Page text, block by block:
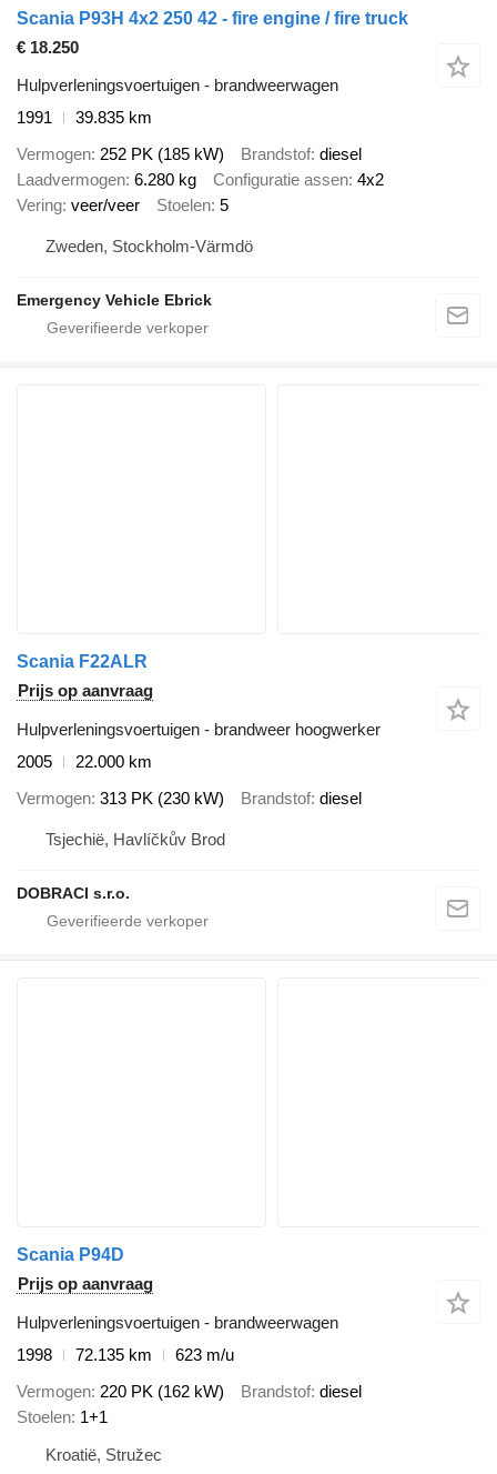
Scania P93H 4x2 250 42 - fire engine / fire truck
€ 18.250
Hulpverleningsvoertuigen - brandweerwagen
1991
39.835 km
Vermogen 252 PK (185 kW) Brandstof diesel
Laadvermogen 6.280 kg Configuratie assen 4x2
Vering veer/veer Stoelen 5
Zweden, Stockholm-Värmdö
Emergency Vehicle Ebrick
Scania F22ALR
Prijs op aanvraag
Hulpverleningsvoertuigen - brandweer hoogwerker
2005
22.000 km
Vermogen 313 PK (230 kW) Brandstof diesel
Tsjechië, Havlíčkův Brod
DOBRACI s.r.o.
Scania P94D
Prijs op aanvraag
Hulpverleningsvoertuigen - brandweerwagen
1998
72.135 km
623 m/u
Vermogen 220 PK (162 kW) Brandstof diesel
Stoelen 1+1
Kroatië, Stružec